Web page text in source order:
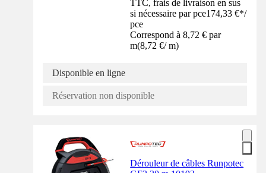
TTC, frais de livraison en sus
si nécessaire par pce174,33 €*/
pce
Correspond à 8,72 € par
m(8,72 €/ m)
Disponible en ligne
Réservation non disponible
Dérouleur de câbles Runpotec